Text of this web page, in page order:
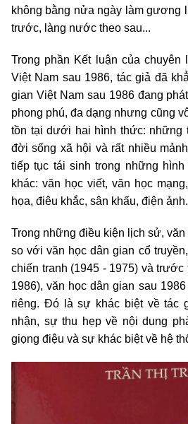
không bằng nửa ngày làm gương
trước, làng nước theo sau...
Trong phần Kết luận của chuyên
Việt Nam sau 1986, tác giả đã
gian Việt Nam sau 1986 đang
phong phú, đa dạng nhưng cũng
tồn tại dưới hai hình thức: những
đời sống xã hội và rất nhiều
tiếp tục tái sinh trong những
khác: văn học viết, văn học
họa, điêu khắc, sân khấu, điện
Trong những điều kiện lịch sử,
so với văn học dân gian cổ
chiến tranh (1945 - 1975) và
1986), văn học dân gian sau
riêng. Đó là sự khác biệt về tác
nhận, sự thu hẹp về nội dung
giọng điệu và sự khác biệt về hệ